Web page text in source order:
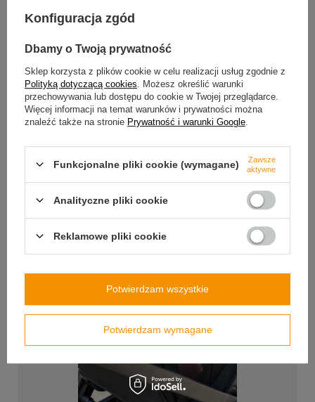
Jeśli nie lubisz myć swoich kubków ręcznie mamy
problemu myć w zmywarce na górnej półce. Włącz
niej, twój kubek, będzie gotowy na nowe przygody z
Tobą.
Konfiguracja zgód
Dbamy o Twoją prywatność
Sklep korzysta z plików cookie w celu realizacji usług zgodnie z
Polityką dotyczącą cookies . Możesz określić warunki
przechowywania lub dostępu do cookie w Twojej przeglądarce.
Więcej informacji na temat warunków i prywatności można
znaleźć także na stronie Prywatność i warunki Google
Funkcjonalne pliki cookie (wymagane)
Zawsze
aktywne
Analityczne pliki cookie
Reklamowe pliki cookie
Potwierdzam wymagane
Potwierdzam wszystkie